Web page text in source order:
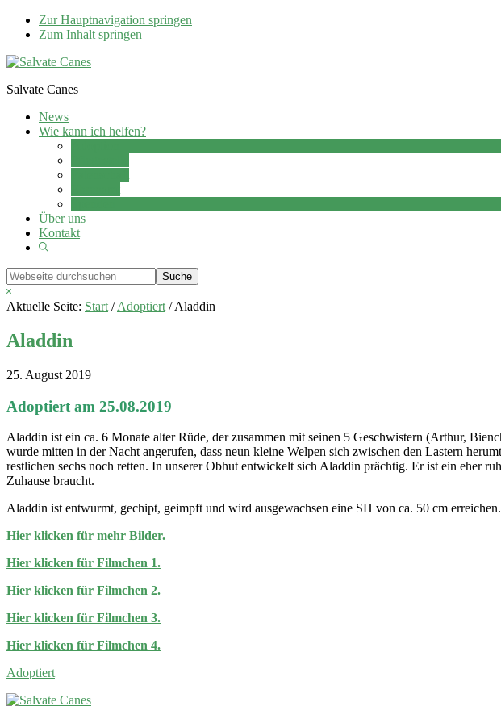
Zur Hauptnavigation springen
Zum Inhalt springen
Salvate Canes
News
Wie kann ich helfen?
Über uns
Kontakt
Show
Webseite
durchsuchen
Hide
Search
Aktuelle Seite: Start / Adoptiert /Aladdin
Aladdin
25. August 2019
Adoptiert am 25.08.2019
Aladdin ist ein ca. 6 Monate alter Rüde, der zusammen mit seinen 5 Geschwistern (Arthur,
wurde mitten in der Nacht angerufen, dass neun kleine Welpen sich zwischen den Lastern
restlichen sechs noch retten. In unserer Obhut entwickelt sich Aladdin prächtig. Er ist ein eher
Zuhause braucht.
Aladdin ist entwurmt, gechipt, geimpft und wird ausgewachsen eine SH von ca. 50 cm erreichen.
Hier klicken für mehr Bilder.
Hier klicken für Filmchen 1.
Hier klicken für Filmchen 2.
Hier klicken für Filmchen 3.
Hier klicken für Filmchen 4.
Adoptiert